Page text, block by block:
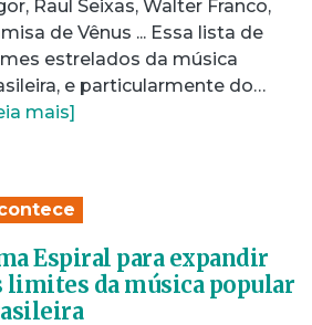
Raul Seixas, Walter Franco,
de Vênus ... Essa lista de
estrelados da música
e particularmente do…
mais]
Espiral para expandir
limites da música popular